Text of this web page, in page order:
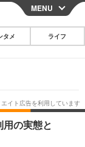
CLOSE
ット・ツール
MENU
タメ ライフ
の実態と